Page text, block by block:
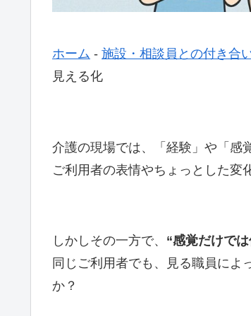
ホーム - 施設・相談員との付き合
見える化
介護の現場では、「経験」や「感
ご利用者の表情やちょっとした変
しかしその一方で、 “感覚だけで
同じご利用者でも、見る職員に
か？